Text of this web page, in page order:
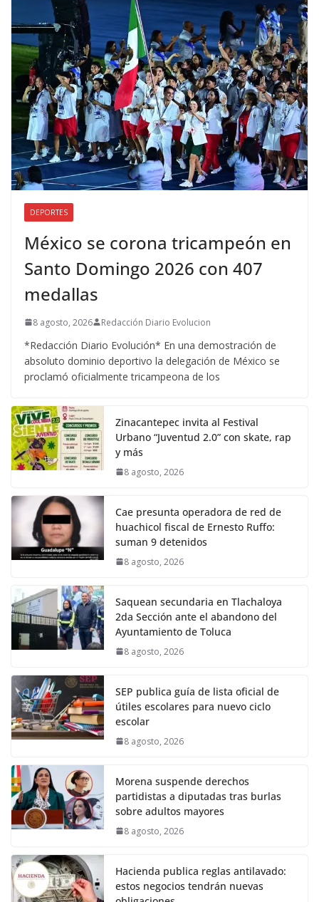
DEPORTES
México se corona tricampeón en
Santo Domingo 2026 con 407
medallas
8 agosto, 2026 Redacción Diario Evolucion
*Redacción Diario Evolución* En una demostración de
absoluto dominio deportivo la delegación de México se
proclamó oficialmente tricampeona de los
Zinacantepec invita al Festival
Urbano “Juventud 2.0” con skate, rap
y más
8 agosto, 2026
Cae presunta operadora de red de
huachicol fiscal de Ernesto Ruffo:
suman 9 detenidos
8 agosto, 2026
Saquean secundaria en Tlachaloya
2da Sección ante el abandono del
Ayuntamiento de Toluca
8 agosto, 2026
SEP publica guía de lista oficial de
útiles escolares para nuevo ciclo
escolar
8 agosto, 2026
Morena suspende derechos
partidistas a diputadas tras burlas
sobre adultos mayores
8 agosto, 2026
Hacienda publica reglas antilavado:
estos negocios tendrán nuevas